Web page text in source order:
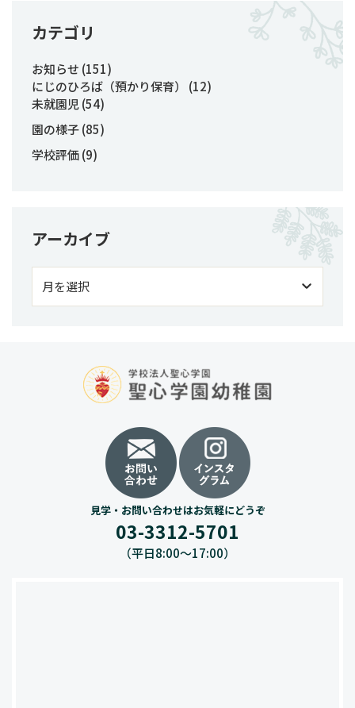
カテゴリ
お知らせ (151)
にじのひろば（預かり保育）
(12)
未就園児(54)
園の様子(85)
学校評価(9)
アーカイブ
見学・お問い合わせはお気軽にどうぞ
03-3312-5701
（平日8:00〜17:00）